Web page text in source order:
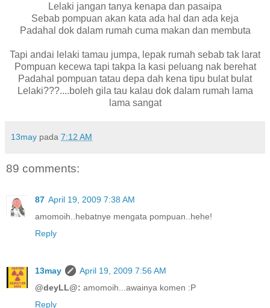
Lelaki jangan tanya kenapa dan pasaipa
Sebab pompuan akan kata ada hal dan ada keja
Padahal dok dalam rumah cuma makan dan membuta
Tapi andai lelaki tamau jumpa, lepak rumah sebab tak larat
Pompuan kecewa tapi takpa la kasi peluang nak berehat
Padahal pompuan tatau depa dah kena tipu bulat bulat
Lelaki???....boleh gila tau kalau dok dalam rumah lama
lama sangat
13may pada 7:12 AM
89 comments:
87 April 19, 2009 7:38 AM
amomoih..hebatnye mengata pompuan..hehe!
Reply
13may
April 19, 2009 7:56 AM
@deyLL@: amomoih...awainya komen :P
Reply